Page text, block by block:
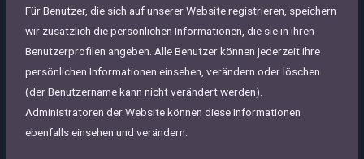
Für Benutzer, die sich auf unserer Website registrieren, speichern
wir zusätzlich die persönlichen Informationen, die sie in ihren
Benutzerprofilen angeben. Alle Benutzer können jederzeit ihre
persönlichen Informationen einsehen, verändern oder löschen
(der Benutzername kann nicht verändert werden).
Administratoren der Website können diese Informationen
ebenfalls einsehen und verändern.